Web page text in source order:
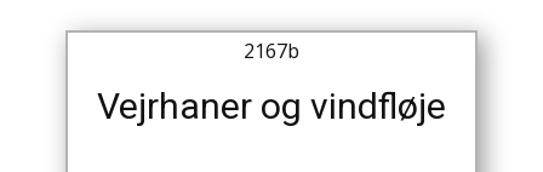
Anden Verdenskrig
Antikke / Specielle Bøger
2167b
Vejrhaner og vindfløje